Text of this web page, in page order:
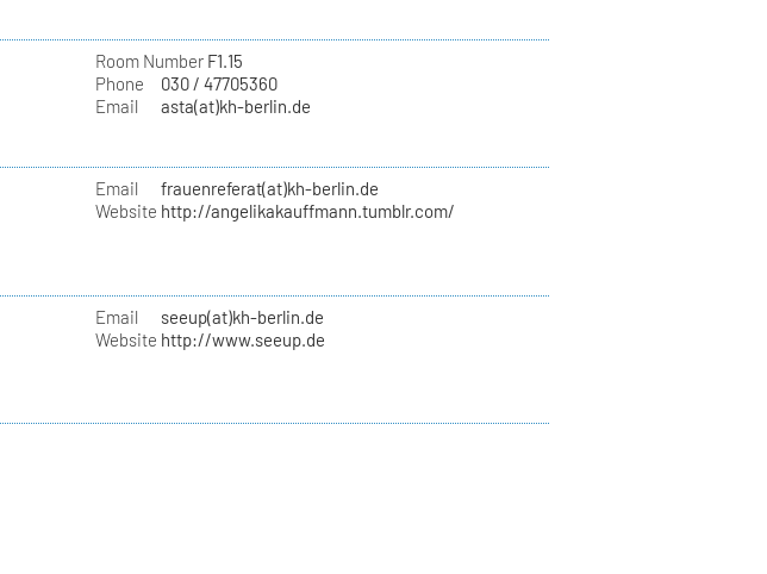
Room NumberF1.15
Phone
030 / 47705360
Email
asta(at)kh-berlin.de
Email
frauenreferat(at)kh-berlin.de
Website http://angelikakauffmann.tumblr.com/
Email
seeup(at)kh-berlin.de
Website http://www.seeup.de